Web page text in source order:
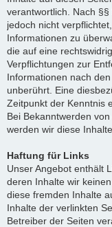
verantwortlich. Nach
jedoch nicht
Informationen zu
die auf eine
Verpflichtungen zur
Informationen nach
unberührt. Eine
Zeitpunkt der Kenntnis
Bei Bekanntwerden
werden wir diese
Haftung für Links
Unser Angebot enthält
deren Inhalte wir
diese fremden Inhalte
Inhalte der verlinkten
Betreiber der Seiten